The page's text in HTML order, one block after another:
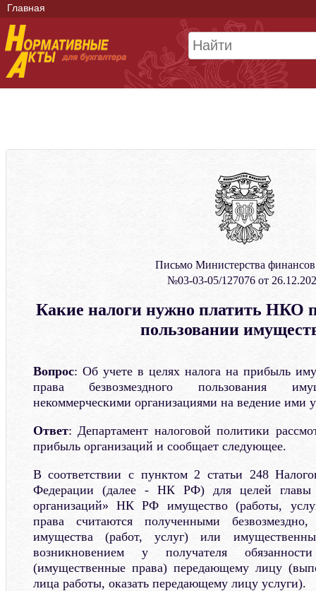
Главная
Письмо Министерства
№03-03-05/127076 от
Какие налоги нужно платить НКО
пользовании
Вопрос: Об учете в целях налога на прибыль
права безвозмездного пользования
некоммерческими организациями на ведение ими
Ответ: Департамент налоговой политики
прибыль организаций и сообщает следующее.
В соответствии с пунктом 2 статьи 248
Федерации (далее - НК РФ) для целей
организаций» НК РФ имущество (работы,
права считаются полученными
имущества (работ, услуг) или
возникновением у получателя
(имущественные права) передающему лицу
лица работы, оказать передающему лицу услуги).